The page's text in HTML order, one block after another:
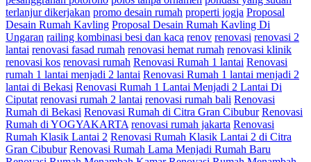
terlanjur dikerjakan promo desain rumah properti jogja Proposal
Desain Rumah Kavling Proposal Desain Rumah Kavling Di
Ungaran railing kombinasi besi dan kaca renov renovasi renovasi 2
lantai renovasi fasad rumah renovasi hemat rumah renovasi klinik
renovasi kos renovasi rumah Renovasi Rumah 1 lantai Renovasi
rumah 1 lantai menjadi 2 lantai Renovasi Rumah 1 lantai menjadi 2
lantai di Bekasi Renovasi Rumah 1 Lantai Menjadi 2 Lantai Di
Ciputat renovasi rumah 2 lantai renovasi rumah bali Renovasi
Rumah di Bekasi Renovasi Rumah di Citra Gran Cibubur Renovasi
Rumah di YOGYAKARTA renovasi rumah jakarta Renovasi
Rumah Klasik Lantai 2 Renovasi Rumah Klasik Lantai 2 di Citra
Gran Cibubur Renovasi Rumah Lama Menjadi Rumah Baru